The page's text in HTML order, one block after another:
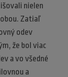
nielen
Zatiaľ
odev
že bol viac
a vo všedné
a